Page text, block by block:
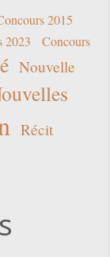
2015
2023
Concours
Nouvelle
Récit